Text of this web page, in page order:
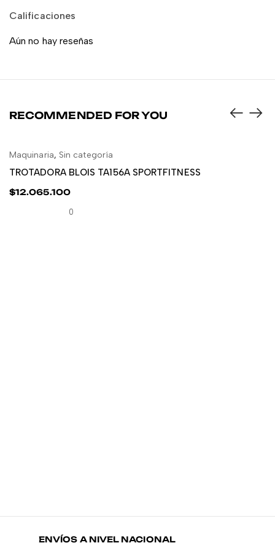
Calificaciones
Aún no hay reseñas
RECOMMENDED FOR YOU
AÑADIR AL CARRITO
Maquinaria, Sin categoría
TROTADORA BLOIS TA156A SPORTFITNESS
$12.065.100
0
ENVÍOS A NIVEL NACIONAL